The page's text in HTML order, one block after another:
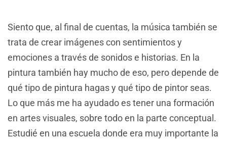
Siento que, al final de cuentas, la música también se
trata de crear imágenes con sentimientos y
emociones a través de sonidos e historias. En la
pintura también hay mucho de eso, pero depende de
qué tipo de pintura hagas y qué tipo de pintor seas.
Lo que más me ha ayudado es tener una formación
en artes visuales, sobre todo en la parte conceptual.
Estudié en una escuela donde era muy importante la